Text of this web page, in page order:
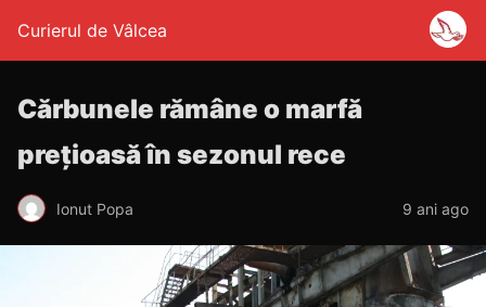
Curierul de Vâlcea
Cărbunele rămâne o marfă
prețioasă în sezonul rece
Ionut Popa 9 ani ago